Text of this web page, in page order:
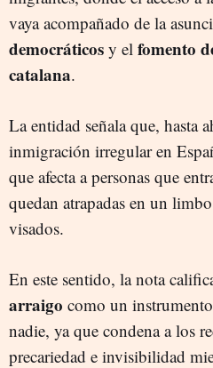
vaya acompañado de la
democráticos y el fomento
catalana.
La entidad señala que, hasta
inmigración irregular en
que afecta a personas que
quedan atrapadas en un
visados.
En este sentido, la nota
arraigo como un
nadie, ya que condena a los
precariedad e invisibilidad